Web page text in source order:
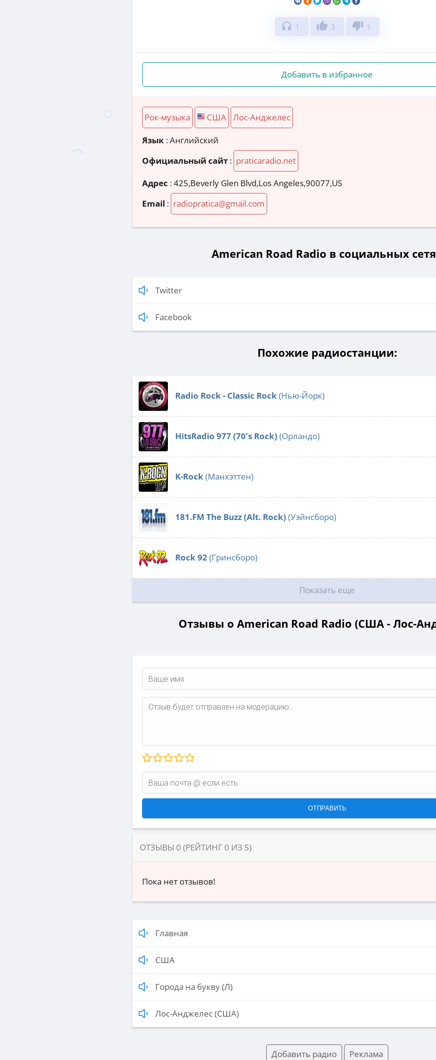
headphones 1 thumb_up 3 thumb_down 1
Добавить в избранное
Рок-музыка США Лос-Анджелес
Язык : Английский
Официальный сайт : praticaradio.net
Адрес :425,Beverly Glen Blvd,Los Angeles,90077,US
Email : radiopratica@gmail.com
American Road Radio в социальных
Twitter
Facebook
Похожие радиостанции:
Radio Rock - Classic Rock(Нью-Йорк)
HitsRadio 977 (70's Rock) (Орландо)
K-Rock(Манхэттен)
181.FM The Buzz (Alt. Rock) (Уэйнсборо)
Rock 92(Гринсборо)
Показать еще
Отзывы о American Road Radio (США - Лос-
ОТЗЫВЫ 0 (РЕЙТИНГ 0 ИЗ 5)
Пока нет отзывов!
Главная
США
Города на букву (Л)
Лос-Анджелес (США)
Добавить радио Реклама